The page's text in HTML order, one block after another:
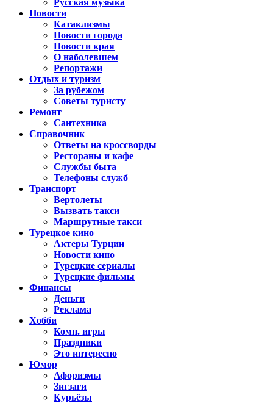
Русская музыка
Новости
Катаклизмы
Новости города
Новости края
О наболевшем
Репортажи
Отдых и туризм
За рубежом
Советы туристу
Ремонт
Сантехника
Справочник
Ответы на кроссворды
Рестораны и кафе
Службы быта
Телефоны служб
Транспорт
Вертолеты
Вызвать такси
Маршрутные такси
Турецкое кино
Актеры Турции
Новости кино
Турецкие сериалы
Турецкие фильмы
Финансы
Деньги
Реклама
Хобби
Комп. игры
Праздники
Это интересно
Юмор
Афоризмы
Зигзаги
Курьёзы